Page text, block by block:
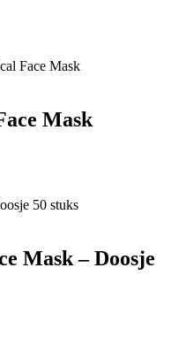
Mask
Mask – Doosje